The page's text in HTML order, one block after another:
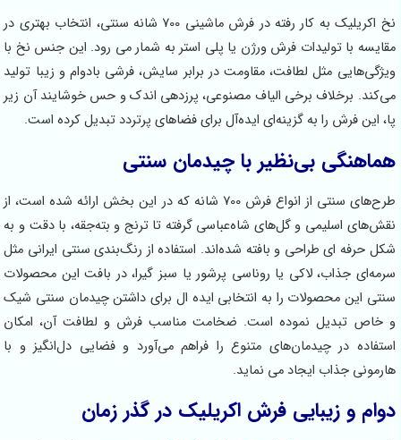
نخ اکریلیک به کار رفته در فرش ماشینی 700 شانه سنتی، انتخاب بهتری در
با تولیدات فرش ورژن یا پلی استر به شمار می رود. این جنس نخ با
مثل لطافت، مقاومت در برابر سایش، فرشی بادوام و زیبا تولید
برخلاف برخی الیاف مصنوعی، پرزدهی اندک و حس خوشایند آن زیر
این فرش را به گزینه‌ای ایده‌آل برای فضاهای پرتردد تبدیل کرده است.
بی‌نظیر با چیدمان سنتی
طرح‌های سنتی از انواع فرش 700 شانه که در این بخش ارائه شده است، از
اسلیمی و گل‌های شاه‌عباسی گرفته تا ترنج و بته‌جقه، با دقت و به
حرفه ای طراحی و بافته شده‌اند. استفاده از رنگ‌بندی‌ سنتی ایرانی مثل
جذاب، لاکی یا روناسی پرشور یا سبز گیرا، در بافت این محصولات
این محصولات را به انتخابی ایده ال برای داشتن چیدمان سنتی شیک
تبدیل نموده است. ضخامت مناسب فرش و لطافت آن، امکان
در چیدمان‌های متنوع را فراهم می‌آورد و فضایی دل‌انگیز و با
جذاب ایجاد می نماید.
و زیبایی فرش اکریلیک در گذر زمان